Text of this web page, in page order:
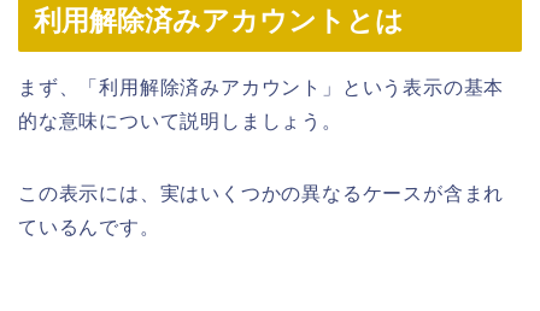
利用解除済みアカウントとは
まず、「利用解除済みアカウント」という表示の基本
的な意味について説明しましょう。
この表示には、実はいくつかの異なるケースが含まれ
ているんです。